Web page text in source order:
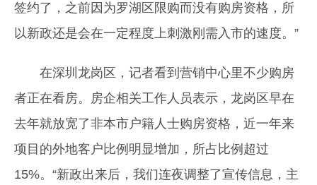
签约了，之前因为罗湖区限购而没有购房资格，所
以新政还是会在一定程度上刺激刚需入市的速度。”
在深圳龙岗区，记者看到营销中心里不少购房
者正在看房。房企相关工作人员表示，龙岗区早在
去年就放宽了非本市户籍人士购房资格，近一年来
项目的外地客户比例明显增加，所占比例超过
15%。“新政出来后，我们连夜调整了宣传信息，主